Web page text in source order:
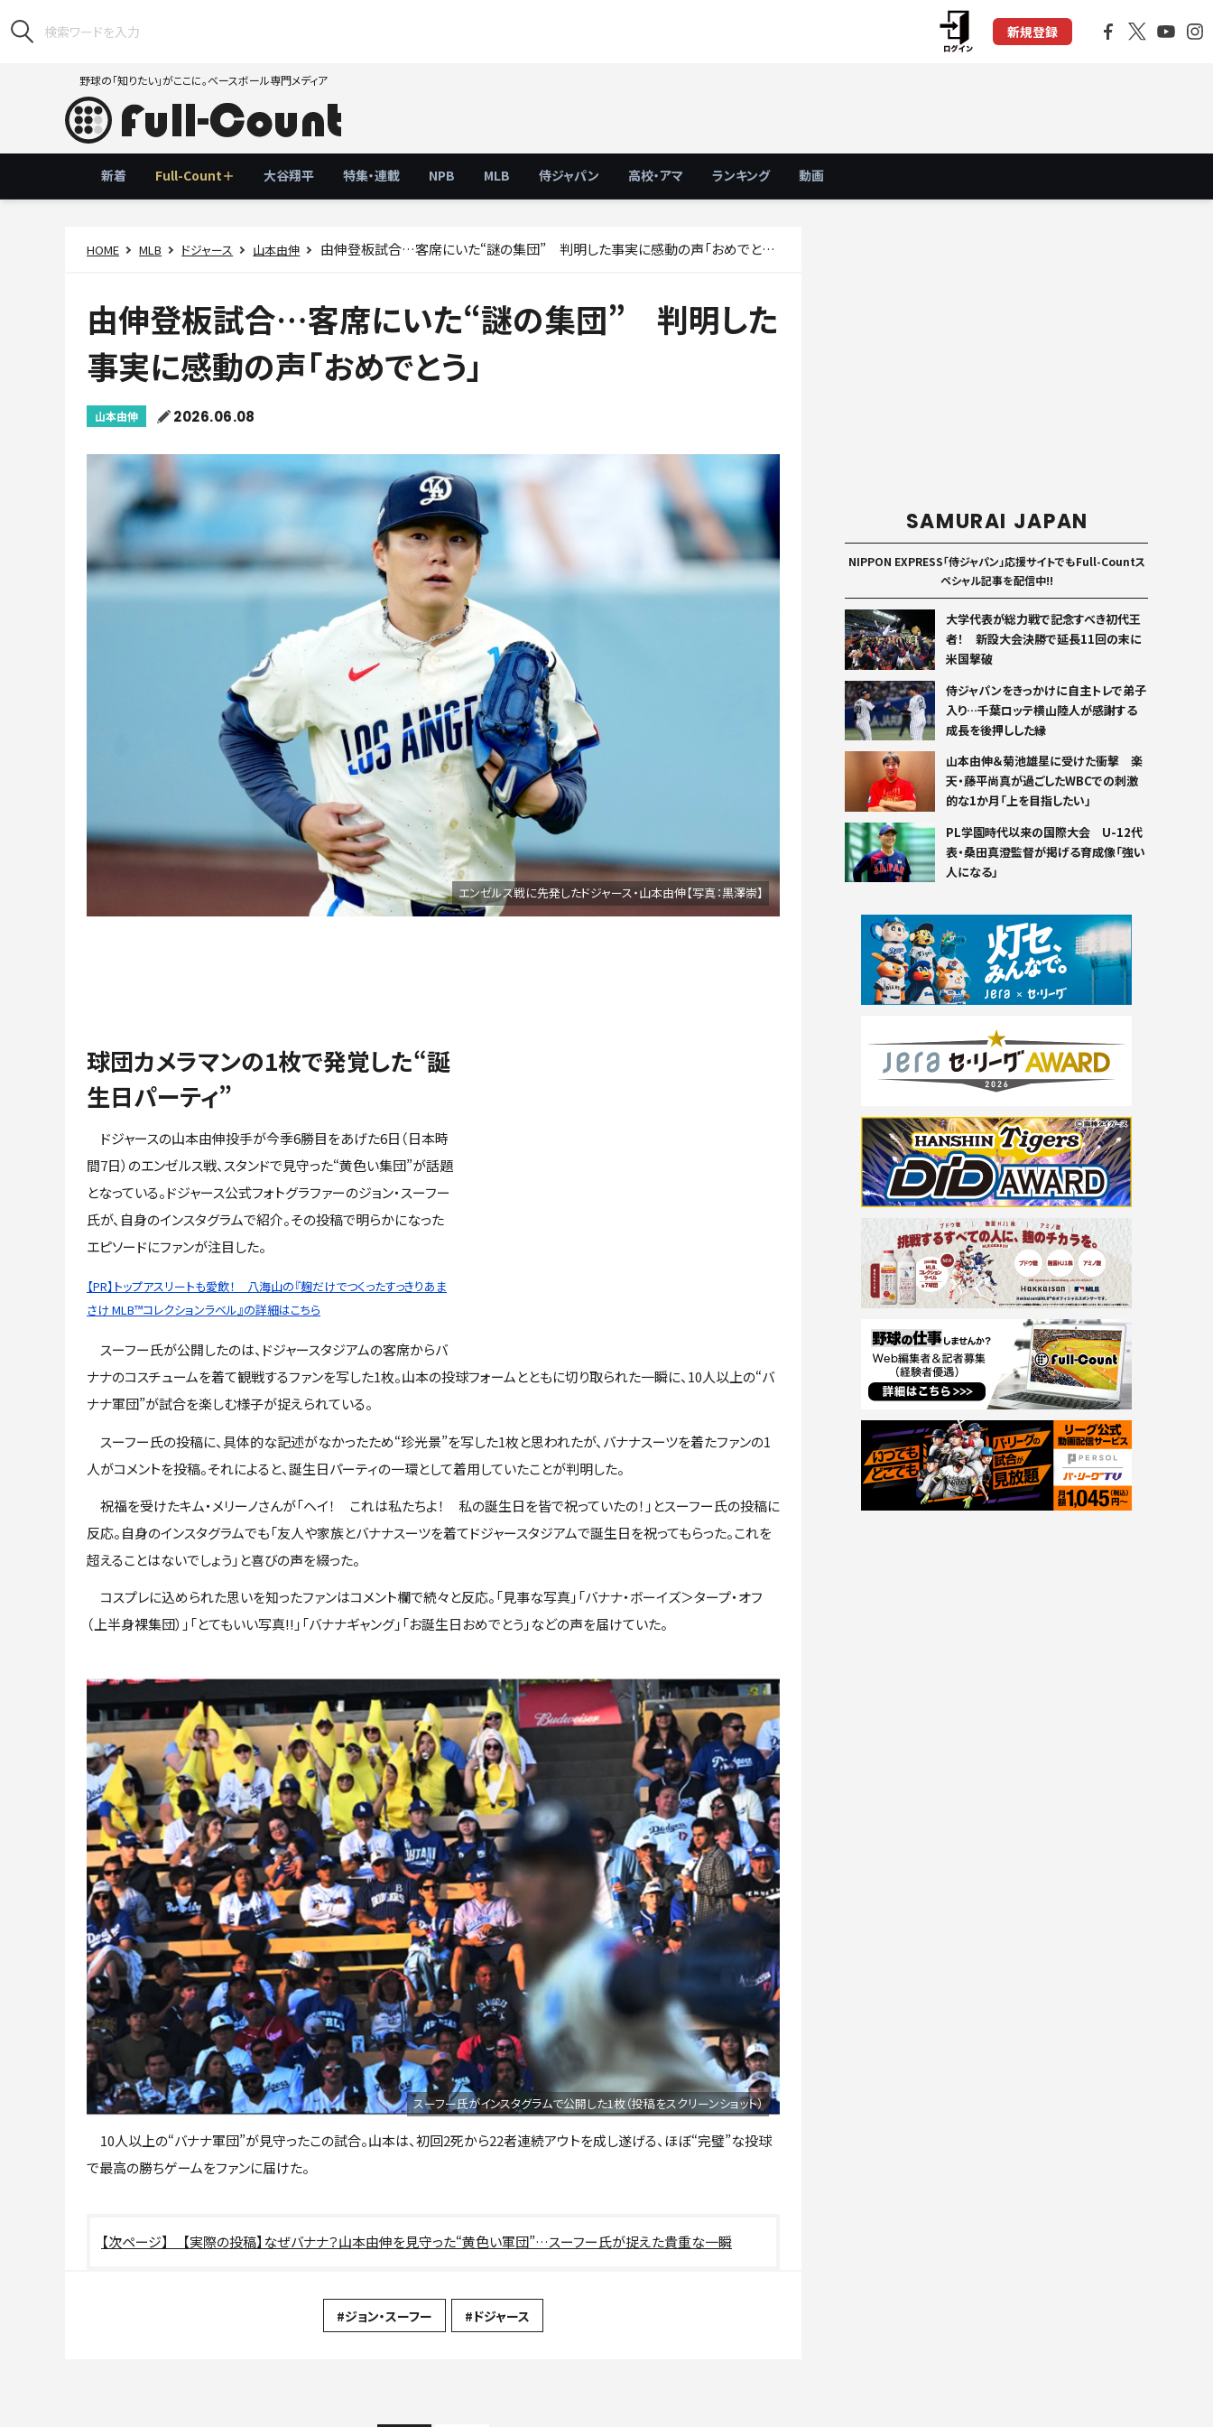
新規登録
野球の「知りたい」がここに。ベースボール専門メディア
新着 Full-Count＋ 大谷翔平 特集・連載 NPB MLB 侍ジャパン 高校・アマ ランキング 動画
HOME MLB ドジャース 山本由伸 由伸登板試合…客席にいた“謎の集団” 判明した事実に感動の声「おめでとう」
由伸登板試合…客席にいた“謎の集団” 判明した
事実に感動の声「おめでとう」
山本由伸 2026.06.08
エンゼルス戦に先発したドジャース・山本由伸【写真：黒澤崇】
球団カメラマンの1枚で発覚した“誕
生日パーティ”
ドジャースの山本由伸投手が今季6勝目をあげた6日（日本時
間7日）のエンゼルス戦、スタンドで見守った“黄色い集団”が話題
となっている。ドジャース公式フォトグラファーのジョン・スーフー
氏が、自身のインスタグラムで紹介。その投稿で明らかになった
エピソードにファンが注目した。
【PR】トップアスリートも愛飲！ 八海山の『麹だけでつくったすっきりあま
さけ MLB™コレクションラベル』の詳細はこちら
スーフー氏が公開したのは、ドジャースタジアムの客席からバ
ナナのコスチュームを着て観戦するファンを写した1枚。山本の投球フォームとともに切り取られた一瞬に、10人以上の“バ
ナナ軍団”が試合を楽しむ様子が捉えられている。
スーフー氏の投稿に、具体的な記述がなかったため“珍光景”を写した1枚と思われたが、バナナスーツを着たファンの1
人がコメントを投稿。それによると、誕生日パーティの一環として着用していたことが判明した。
祝福を受けたキム・メリーノさんが「ヘイ！ これは私たちよ！ 私の誕生日を皆で祝っていたの！」とスーフー氏の投稿に
反応。自身のインスタグラムでも「友人や家族とバナナスーツを着てドジャースタジアムで誕生日を祝ってもらった。これを
超えることはないでしょう」と喜びの声を綴った。
コスプレに込められた思いを知ったファンはコメント欄で続々と反応。「見事な写真」「バナナ・ボーイズ＞タープ・オフ
（上半身裸集団）」「とてもいい写真!!」「バナナギャング」「お誕生日おめでとう」などの声を届けていた。
スーフー氏がインスタグラムで公開した1枚（投稿をスクリーンショット）
10人以上の“バナナ軍団”が見守ったこの試合。山本は、初回2死から22者連続アウトを成し遂げる、ほぼ“完璧”な投球
で最高の勝ちゲームをファンに届けた。
【実際の投稿】なぜバナナ？山本由伸を見守った“黄色い軍団”…スーフー氏が捉えた貴重な一瞬
#ジョン・スーフー #ドジャース
SAMURAI JAPAN
NIPPON EXPRESS「侍ジャパン」応援サイトでもFull-Countス
ペシャル記事を配信中!!
大学代表が総力戦で記念すべき初代王
者！ 新設大会決勝で延長11回の末に
米国撃破
侍ジャパンをきっかけに自主トレで弟子
入り…千葉ロッテ横山陸人が感謝する
成長を後押しした縁
山本由伸＆菊池雄星に受けた衝撃 楽
天・藤平尚真が過ごしたWBCでの刺激
的な1か月「上を目指したい」
PL学園時代以来の国際大会 U-12代
表・桑田真澄監督が掲げる育成像「強い
人になる」